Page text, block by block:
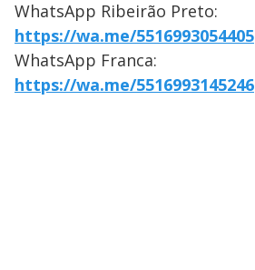
WhatsApp Ribeirão Preto:
https://wa.me/5516993054405
WhatsApp Franca:
https://wa.me/5516993145246